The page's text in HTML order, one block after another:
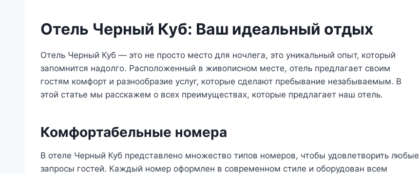
Отель Черный Куб: Ваш идеальный отдых
Отель Черный Куб — это не просто место для ночлега, это уникальный опыт, который
запомнится надолго. Расположенный в живописном месте, отель предлагает своим
гостям комфорт и разнообразие услуг, которые сделают пребывание незабываемым. В
этой статье мы расскажем о всех преимуществах, которые предлагает наш отель.
Комфортабельные номера
В отеле Черный Куб представлено множество типов номеров, чтобы удовлетворить любые
запросы гостей. Каждый номер оформлен в современном стиле и оборудован всем